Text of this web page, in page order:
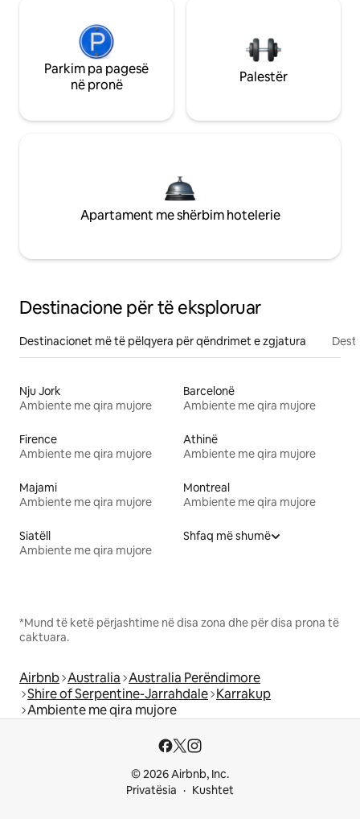
Parkim pa pagesë
në pronë
Palestër
Apartament me shërbim hotelerie
Destinacione për të eksploruar
Destinacionet më të pëlqyera për qëndrimet e zgjatura
Nju Jork
Ambiente me qira mujore
Barcelonë
Ambiente me qira mujore
Firence
Ambiente me qira mujore
Athinë
Ambiente me qira mujore
Majami
Ambiente me qira mujore
Montreal
Ambiente me qira mujore
Siatëll
Ambiente me qira mujore
Shfaq më shumë
*Mund të ketë përjashtime në disa zona dhe për disa prona të
caktuara.
Airbnb Australia Australia Perëndimore
Shire of Serpentine-Jarrahdale Karrakup
Ambiente me qira mujore
© 2026 Airbnb, Inc.
Privatësia
Kushtet